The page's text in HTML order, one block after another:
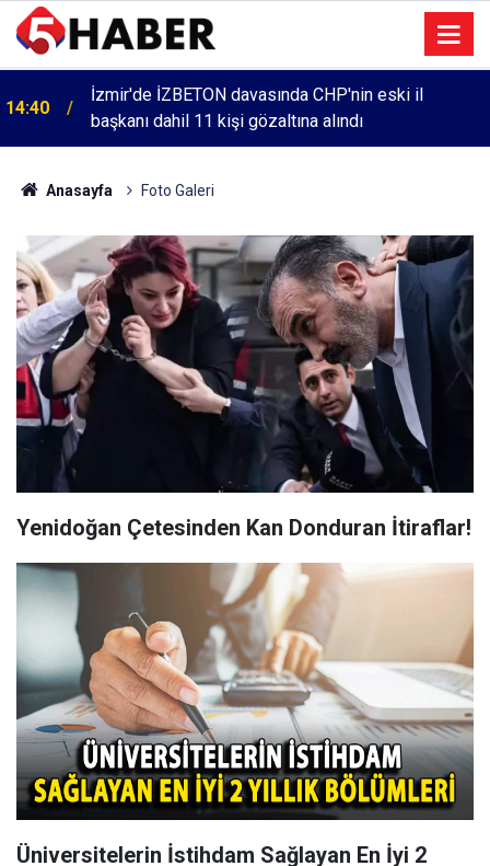
İzmir'de İZBETON davasında CHP'nin eski il
başkanı dahil 11 kişi gözaltına alındı
13:55
Cumartesi anneleri 1083. haftada Mehmet Özdemir
için adalet aradı
Anasayfa Foto Galeri
Yenidoğan Çetesinden Kan Donduran İtiraflar!
Üniversitelerin İstihdam Sağlayan En İyi 2